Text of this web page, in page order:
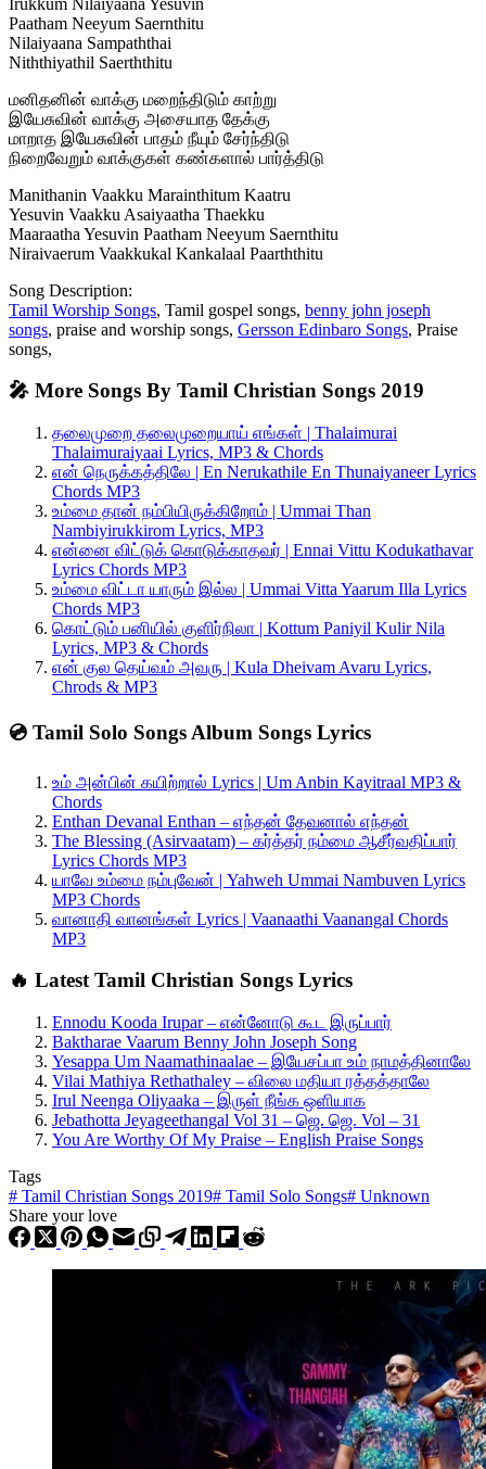
Paatham Neeyum Saernthitu
Nilaiyaana Sampaththai
Niththiyathil Saerththitu
மனிதனின் வாக்கு மறைந்திடும் காற்று
இயேசுவின் வாக்கு அசையாத தேக்கு
மாறாத இயேசுவின் பாதம் நீயும் சேர்ந்திடு
நிறைவேறும் வாக்குகள் கண்களால் பார்த்திடு
Manithanin Vaakku Marainthitum Kaatru
Yesuvin Vaakku Asaiyaatha Thaekku
Maaraatha Yesuvin Paatham Neeyum Saernthitu
Niraivaerum Vaakkukal Kankalaal Paarththitu
Song Description:
Tamil Worship Songs, Tamil gospel songs, benny john joseph
songs, praise and worship songs, Gersson Edinbaro Songs, Praise
songs,
🎤 More Songs By Tamil Christian Songs 2019
தலைமுறை தலைமுறையாய் எங்கள் | Thalaimurai
Thalaimuraiyaai Lyrics, MP3 & Chords
என் நெருக்கத்திலே | En Nerukathile En Thunaiyaneer Lyrics
Chords MP3
உம்மை தான் நம்பியிருக்கிறோம் | Ummai Than
Nambiyirukkirom Lyrics, MP3
என்னை விட்டுக் கொடுக்காதவர் | Ennai Vittu Kodukathavar
Lyrics Chords MP3
உம்மை விட்டா யாரும் இல்ல | Ummai Vitta Yaarum Illa Lyrics
Chords MP3
கொட்டும் பனியில் குளிர்நிலா | Kottum Paniyil Kulir Nila
Lyrics, MP3 & Chords
என் குல தெய்வம் அவரு | Kula Dheivam Avaru Lyrics,
Chrods & MP3
💿 Tamil Solo Songs Album Songs Lyrics
உம் அன்பின் கயிற்றால் Lyrics | Um Anbin Kayitraal MP3 &
Chords
Enthan Devanal Enthan – எந்தன் தேவனால் எந்தன்
The Blessing (Asirvaatam) – கர்த்தர் நம்மை ஆசீர்வதிப்பார்
Lyrics Chords MP3
யாவே உம்மை நம்புவேன் | Yahweh Ummai Nambuven Lyrics
MP3 Chords
வானாதி வானங்கள் Lyrics | Vaanaathi Vaanangal Chords
MP3
🔥 Latest Tamil Christian Songs Lyrics
Ennodu Kooda Irupar – என்னோடு கூட இருப்பார்
Baktharae Vaarum Benny John Joseph Song
Yesappa Um Naamathinaalae – இயேசப்பா உம் நாமத்தினாலே
Vilai Mathiya Rethathaley – விலை மதியா ரத்தத்தாலே
Irul Neenga Oliyaaka – இருள் நீங்க ஒளியாக
Jebathotta Jeyageethangal Vol 31 – ஜெ. ஜெ. Vol – 31
You Are Worthy Of My Praise – English Praise Songs
Tags
# Tamil Christian Songs 2019# Tamil Solo Songs# Unknown
Share your love